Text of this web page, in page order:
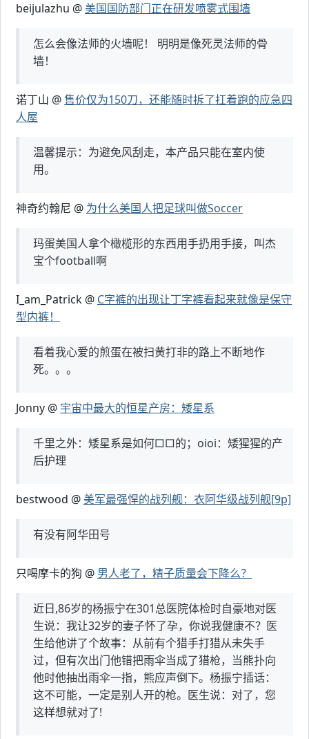
beijulazhu @ 美国国防部门正在研发喷雾式围墙
怎么会像法师的火墙呢！ 明明是像死灵法师的骨
墙！
诺丁山 @售价仅为150刀，还能随时拆了扛着跑的应急四
人屋
温馨提示：为避免风刮走，本产品只能在室内使
用。
神奇约翰尼 @ 为什么美国人把足球叫做Soccer
玛蛋美国人拿个橄榄形的东西用手扔用手接，叫杰
宝个football啊
I_am_Patrick @ C字裤的出现让丁字裤看起来就像是保守
型内裤！
看着我心爱的煎蛋在被扫黄打非的路上不断地作
死。。。
Jonny @ 宇宙中最大的恒星产房：矮星系
千里之外：矮星系是如何□□的；oioi：矮猩猩的产
后护理
bestwood @ 美军最强悍的战列舰：衣阿华级战列舰[9p]
有没有阿华田号
只喝摩卡的狗 @ 男人老了，精子质量会下降么？
近日,86岁的杨振宁在301总医院体检时自豪地对医
生说：我让32岁的妻子怀了孕，你说我健康不？医
生给他讲了个故事：从前有个猎手打猎从未失手
过，但有次出门他错把雨伞当成了猎枪，当熊扑向
他时他抽出雨伞一指，熊应声倒下。杨振宁插话：
这不可能，一定是别人开的枪。医生说：对了，您
这样想就对了!